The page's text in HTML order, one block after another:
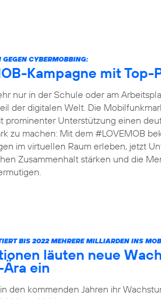
CYBERMOBBING:
Kampagne mit Top-
nur in der Schule oder am
der digitalen Welt. Die
prominenter Unterstützung einen
zu machen: Mit dem #LOVEMOB
im virtuellen Raum erleben, jetzt
Zusammenhalt stärken und die
BIS 2022 MEHRERE MILLIARDEN INS
läuten neue
ein
den kommenden Jahren ihr